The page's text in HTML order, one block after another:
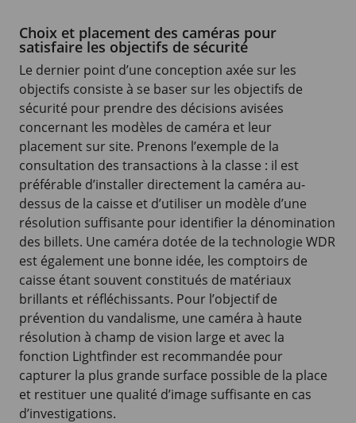
Choix et placement des caméras pour
satisfaire les objectifs de sécurité
Le dernier point d’une conception axée sur les
objectifs consiste à se baser sur les objectifs de
sécurité pour prendre des décisions avisées
concernant les modèles de caméra et leur
placement sur site. Prenons l’exemple de la
consultation des transactions à la classe : il est
préférable d’installer directement la caméra au-
dessus de la caisse et d’utiliser un modèle d’une
résolution suffisante pour identifier la dénomination
des billets. Une caméra dotée de la technologie WDR
est également une bonne idée, les comptoirs de
caisse étant souvent constitués de matériaux
brillants et réfléchissants. Pour l’objectif de
prévention du vandalisme, une caméra à haute
résolution à champ de vision large et avec la
fonction Lightfinder est recommandée pour
capturer la plus grande surface possible de la place
et restituer une qualité d’image suffisante en cas
d’investigations.